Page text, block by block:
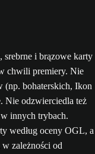
srebrne i brązowe karty
chwili premiery. Nie
bohaterskich, Ikon
Nie odzwierciedla też
innych trybach.
według oceny OGL, a
zależności od